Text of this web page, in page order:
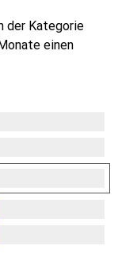
der Kategorie
einen